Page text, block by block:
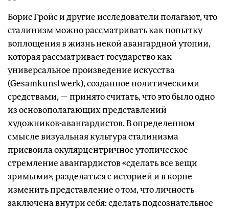
Борис Гройс и другие исследователи полагают, что
сталинизм можно рассматривать как попытку
воплощения в жизнь некой авангардной утопии,
которая рассматривает государство как
универсальное произведение искусства
(Gesamkunstwerk), созданное политическими
средствами, — принято считать, что это было одно
из основополагающих представлений
художников-авангардистов. В определенном
смысле визуальная культура сталинизма
присвоила окулярцентричное утопическое
стремление авангардистов «сделать все вещи
зримыми», разделаться с историей и в корне
изменить представление о том, что личность
заключена внутри себя: сделать подсознательное